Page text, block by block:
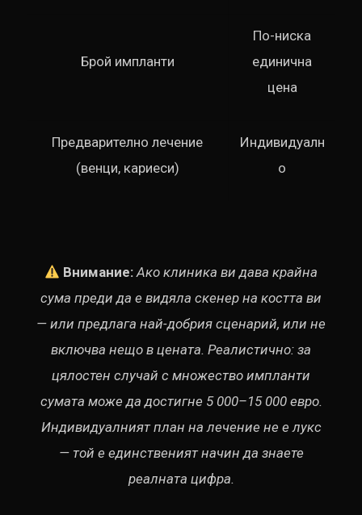
Брой импланти
По-ниска
единична
цена
Предварително лечение
(венци, кариеси)
Индивидуалн
о
Внимание:Ако клиника ви дава крайна
сума преди да е видяла скенер на костта ви
— или предлага най-добрия сценарий, или не
включва нещо в цената. Реалистично: за
цялостен случай с множество импланти
сумата може да достигне 5 000–15 000 евро.
Индивидуалният план на лечение не е лукс
— той е единственият начин да знаете
реалната цифра.